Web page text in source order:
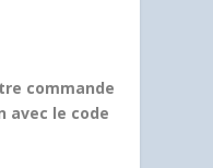
commande
avec le code